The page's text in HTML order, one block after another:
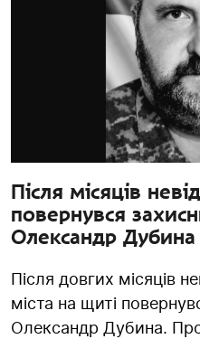
Після місяців
повернувся
Олександр Дубина
Після довгих місяців
міста на щиті
Олександр Дубина.